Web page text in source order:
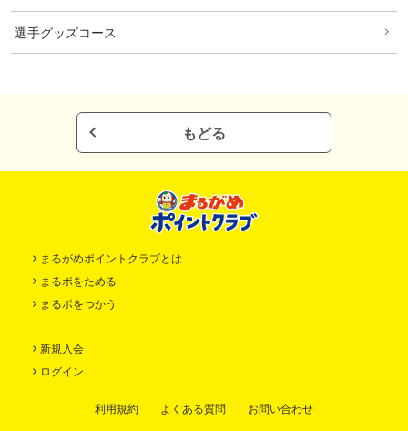
選手グッズコース
もどる
まるがめポイントクラブとは
まるポをためる
まるポをつかう
新規入会
ログイン
利用規約 よくある質問 お問い合わせ